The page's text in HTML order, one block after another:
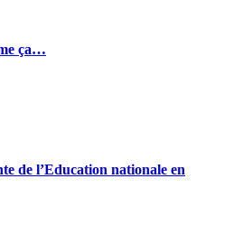
ça…
de l’Education nationale en